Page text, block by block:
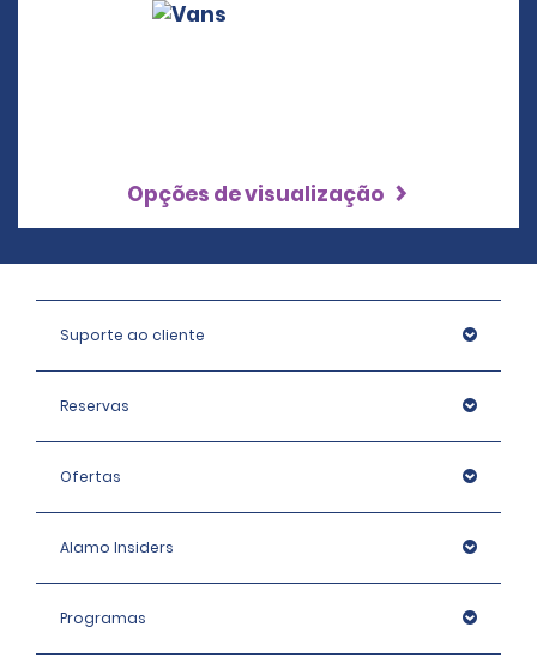
Opções de visualização
Suporte ao cliente
Reservas
Ofertas
Alamo Insiders
Programas